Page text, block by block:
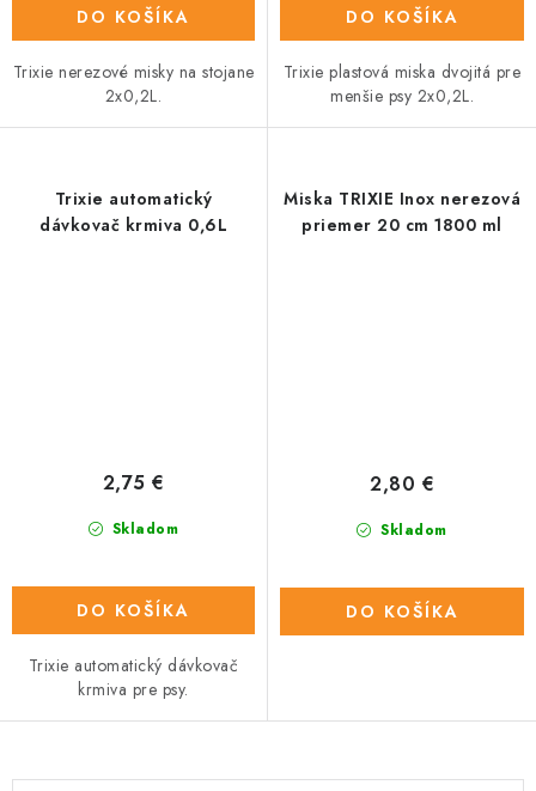
DO KOŠÍKA
Trixie nerezové misky na stojane
2x0,2L.
DO KOŠÍKA
Trixie plastová miska dvojitá pre
menšie psy 2x0,2L.
Trixie automatický
dávkovač krmiva 0,6L
Skladom
2,75 €
DO KOŠÍKA
Trixie automatický dávkovač
krmiva pre psy.
Miska TRIXIE Inox nerezová
priemer 20 cm 1800 ml
Skladom
2,80 €
DO KOŠÍKA